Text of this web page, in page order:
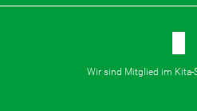
Wir sind Mitglied im Kita-